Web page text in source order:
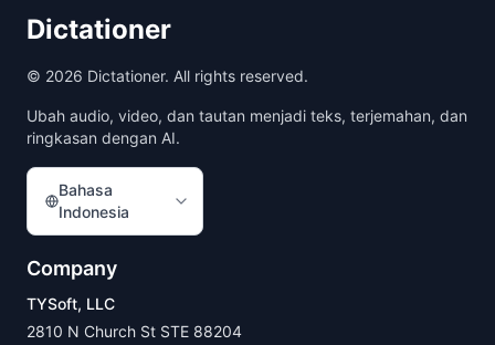
Dictationer
© 2026 Dictationer. All rights reserved.
Ubah audio, video, dan tautan menjadi teks, terjemahan, dan
ringkasan dengan AI.
Bahasa
Indonesia
Company
TYSoft, LLC
2810 N Church St STE 88204